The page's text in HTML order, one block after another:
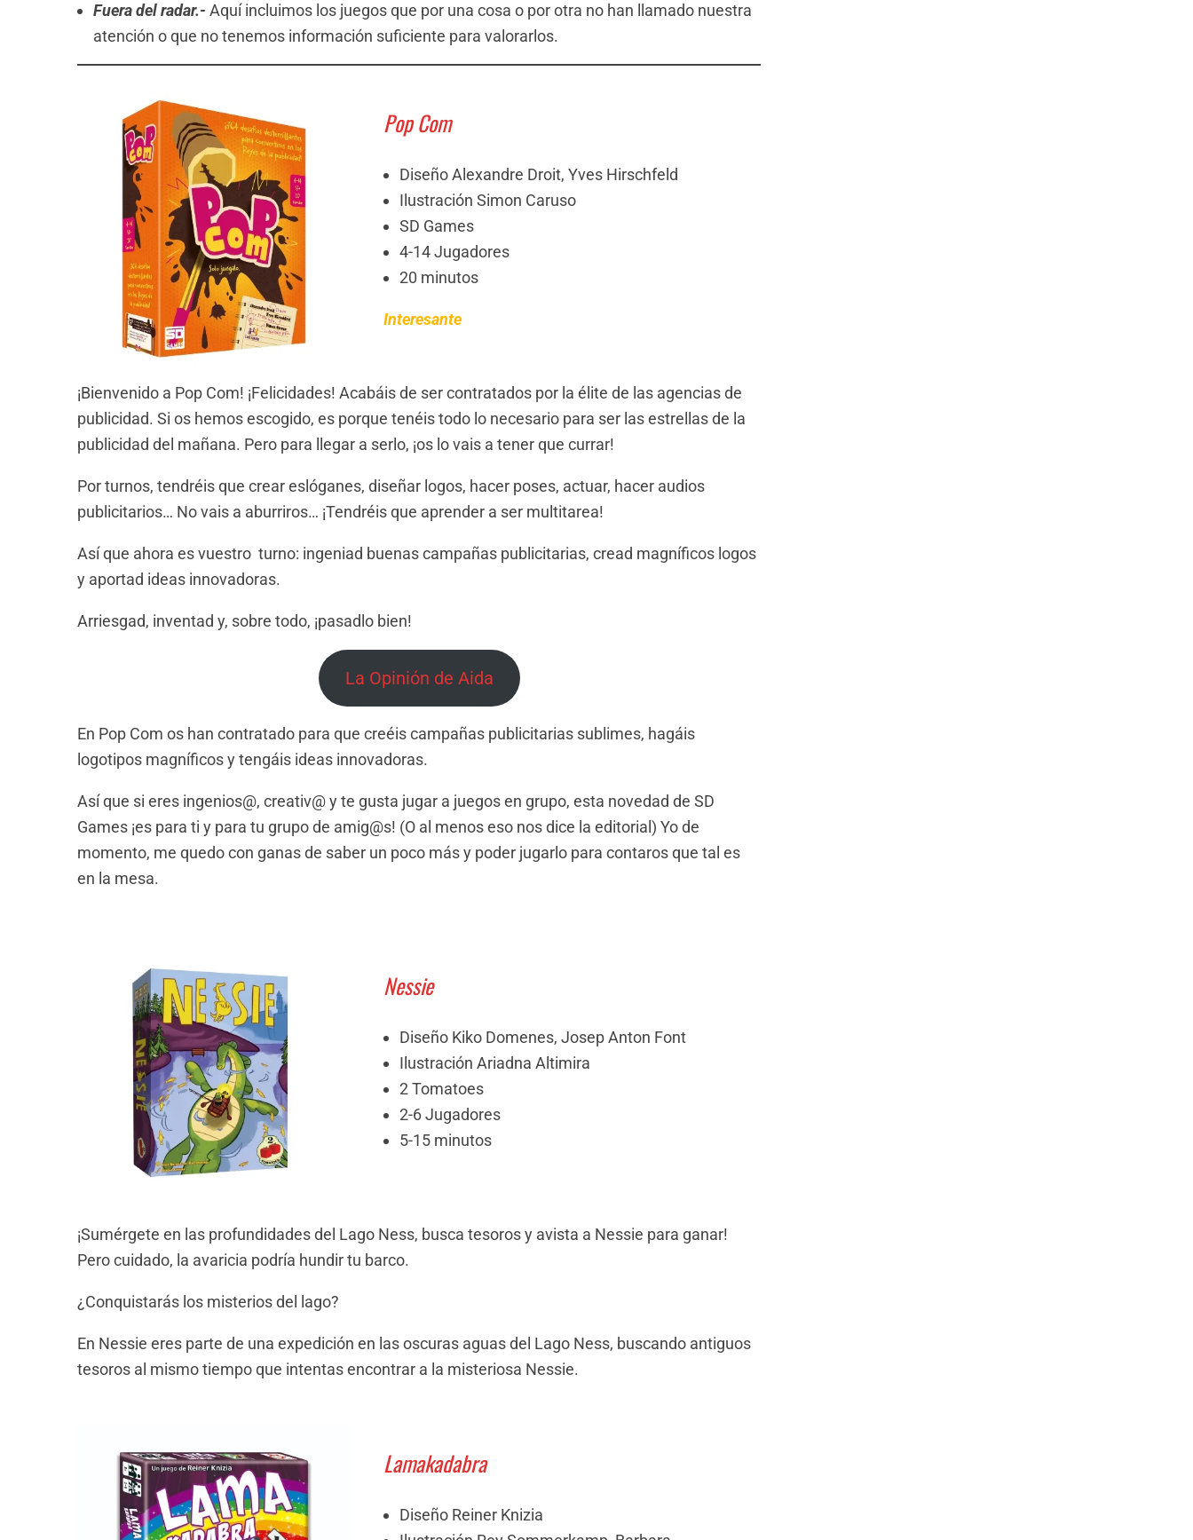
Fuera del radar.- Aquí incluimos los juegos que por una cosa o por otra no han llamado nuestra
atención o que no tenemos información suficiente para valorarlos.
Pop Com
Diseño Alexandre Droit, Yves Hirschfeld
Ilustración Simon Caruso
SD Games
4-14 Jugadores
20 minutos
Interesante
¡Bienvenido a Pop Com! ¡Felicidades! Acabáis de ser contratados por la élite de las agencias de
publicidad. Si os hemos escogido, es porque tenéis todo lo necesario para ser las estrellas de la
publicidad del mañana. Pero para llegar a serlo, ¡os lo vais a tener que currar!
Por turnos, tendréis que crear eslóganes, diseñar logos, hacer poses, actuar, hacer audios
publicitarios… No vais a aburriros… ¡Tendréis que aprender a ser multitarea!
Así que ahora es vuestro turno: ingeniad buenas campañas publicitarias, cread magníficos logos
y aportad ideas innovadoras.
Arriesgad, inventad y, sobre todo, ¡pasadlo bien!
La Opinión de Aida
En Pop Com os han contratado para que creéis campañas publicitarias sublimes, hagáis
logotipos magníficos y tengáis ideas innovadoras.
Así que si eres ingenios@, creativ@ y te gusta jugar a juegos en grupo, esta novedad de SD
Games ¡es para ti y para tu grupo de amig@s! (O al menos eso nos dice la editorial) Yo de
momento, me quedo con ganas de saber un poco más y poder jugarlo para contaros que tal es
en la mesa.
Nessie
Diseño Kiko Domenes, Josep Anton Font
Ilustración Ariadna Altimira
2 Tomatoes
2-6 Jugadores
5-15 minutos
¡Sumérgete en las profundidades del Lago Ness, busca tesoros y avista a Nessie para ganar!
Pero cuidado, la avaricia podría hundir tu barco.
¿Conquistarás los misterios del lago?
En Nessie eres parte de una expedición en las oscuras aguas del Lago Ness, buscando antiguos
tesoros al mismo tiempo que intentas encontrar a la misteriosa Nessie.
Lamakadabra
Diseño Reiner Knizia